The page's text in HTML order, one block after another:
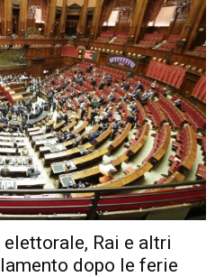
elettorale, Rai e altri
dopo le ferie